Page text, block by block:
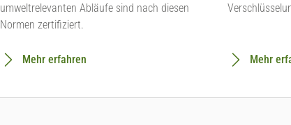
umweltrelevanten Abläufe sind nach diesen
Normen zertifiziert.
Mehr erfahren Mehr